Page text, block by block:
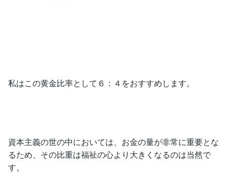
私はこの黄金比率として６：４をおすすめします。
資本主義の世の中においては、お金の量が非常に重要とな
るため、その比重は福祉の心より大きくなるのは当然で
す。